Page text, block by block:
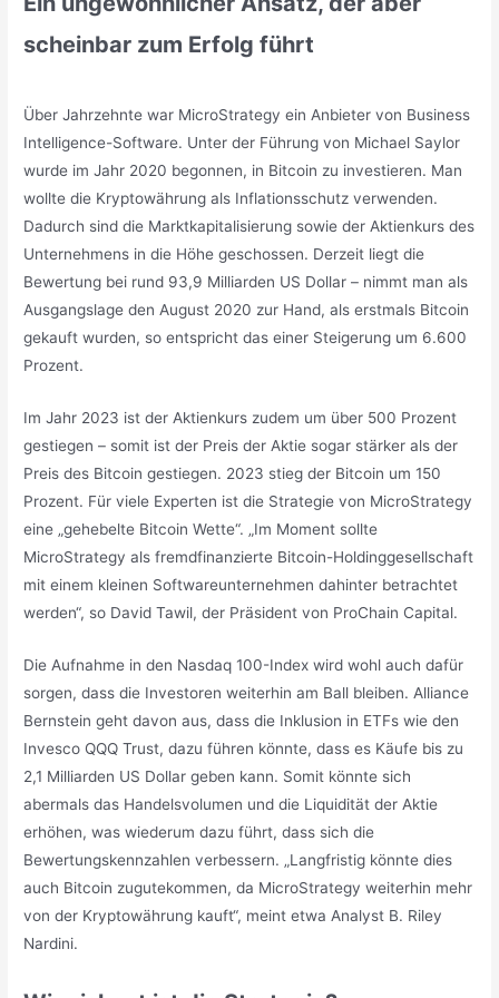
scheinbar zum Erfolg führt
Über Jahrzehnte war MicroStrategy ein Anbieter von Business
Intelligence-Software. Unter der Führung von Michael Saylor
wurde im Jahr 2020 begonnen, in Bitcoin zu investieren. Man
wollte die Kryptowährung als Inflationsschutz verwenden.
Dadurch sind die Marktkapitalisierung sowie der Aktienkurs des
Unternehmens in die Höhe geschossen. Derzeit liegt die
Bewertung bei rund 93,9 Milliarden US Dollar – nimmt man als
Ausgangslage den August 2020 zur Hand, als erstmals Bitcoin
gekauft wurden, so entspricht das einer Steigerung um 6.600
Prozent.
Im Jahr 2023 ist der Aktienkurs zudem um über 500 Prozent
gestiegen – somit ist der Preis der Aktie sogar stärker als der
Preis des Bitcoin gestiegen. 2023 stieg der Bitcoin um 150
Prozent. Für viele Experten ist die Strategie von MicroStrategy
eine „gehebelte Bitcoin Wette“. „Im Moment sollte
MicroStrategy als fremdfinanzierte Bitcoin-Holdinggesellschaft
mit einem kleinen Softwareunternehmen dahinter betrachtet
werden“, so David Tawil, der Präsident von ProChain Capital.
Die Aufnahme in den Nasdaq 100-Index wird wohl auch dafür
sorgen, dass die Investoren weiterhin am Ball bleiben. Alliance
Bernstein geht davon aus, dass die Inklusion in ETFs wie den
Invesco QQQ Trust, dazu führen könnte, dass es Käufe bis zu
2,1 Milliarden US Dollar geben kann. Somit könnte sich
abermals das Handelsvolumen und die Liquidität der Aktie
erhöhen, was wiederum dazu führt, dass sich die
Bewertungskennzahlen verbessern. „Langfristig könnte dies
auch Bitcoin zugutekommen, da MicroStrategy weiterhin mehr
von der Kryptowährung kauft“, meint etwa Analyst B. Riley
Nardini.